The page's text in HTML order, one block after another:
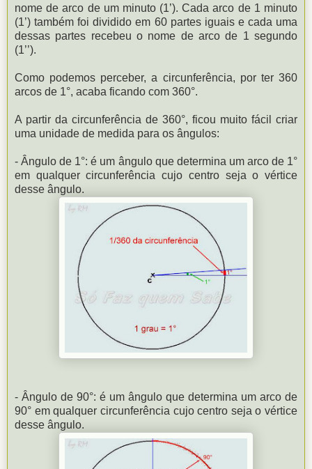
nome de arco de um minuto (1’). Cada arco de 1 minuto
(1’) também foi dividido em 60 partes iguais e cada uma
dessas partes recebeu o nome de arco de 1 segundo
(1’’).
Como podemos perceber, a circunferência, por ter 360
arcos de 1°, acaba ficando com 360°.
A partir da circunferência de 360°, ficou muito fácil criar
uma unidade de medida para os ângulos:
- Ângulo de 1°: é um ângulo que determina um arco de 1°
em qualquer circunferência cujo centro seja o vértice
desse ângulo.
- Ângulo de 90°: é um ângulo que determina um arco de
90° em qualquer circunferência cujo centro seja o vértice
desse ângulo.